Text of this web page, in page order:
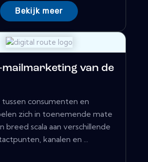
Bekijk meer
mailmarketing van de
consumenten en
zich in toenemende mate
breed scala aan verschillende
kanalen en ...